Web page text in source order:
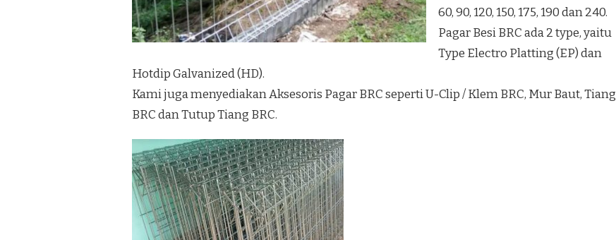
TERMURAH
NGAMPILAN
60, 90, 120, 150, 175, 190 dan 240.
Pagar Besi BRC ada 2 type, yaitu
Type Electro Platting (EP) dan
Hotdip Galvanized (HD).
Kami juga menyediakan Aksesoris Pagar BRC seperti U-Clip / Klem BRC, Mur Baut, Tiang
BRC dan Tutup Tiang BRC.